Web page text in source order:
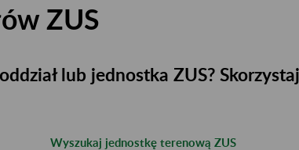
ZUS
lub jednostka ZUS?
Wyszukaj jednostkę terenową ZUS